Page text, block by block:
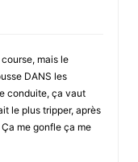
course, mais le
DANS les
conduite, ça vaut
le plus tripper, après
me gonfle ça me